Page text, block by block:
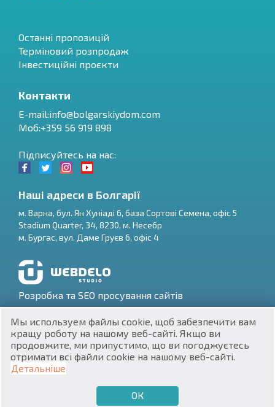
$
₽
₴
zł
PL
Останні пропозицій
Терміновий розпродаж
Інвестиційні проєкти
Контакти
E-mail:info@bolgarskiydom.com
Моб:+359 56 919 898
Підписуйтесь на нас:
Наші адреси в Болгарії
м. Варна, бул. Ян Хуніаді 6, база Сортові Семена, офіс 5
Stadium Quarter, 34, 8230, м. Несебр
м. Бургас, вул. Даме Груєв 6, офіс 4
Розробка та SEO просування сайтів
ЕИК 201160903
Мы используем файлы cookie, щоб забезпечити вам
кращу роботу на нашому веб-сайті. Якщо ви
продовжите, ми припустимо, що ви погоджуєтесь
отримати всі файли cookie на нашому веб-сайті.
Детальніше
ОК